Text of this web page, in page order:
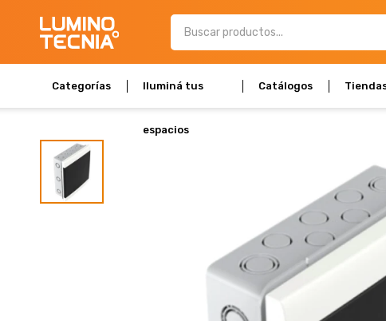
Categorías Iluminá tus
espacios
Catálogos